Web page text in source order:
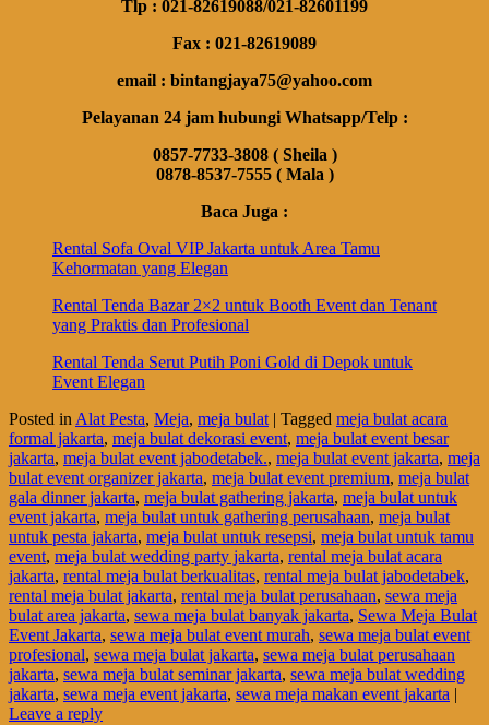
Tlp : 021-82619088/021-82601199
Fax : 021-82619089
email : bintangjaya75@yahoo.com
Pelayanan 24 jam hubungi Whatsapp/Telp :
0857-7733-3808 ( Sheila )
0878-8537-7555 ( Mala )
Baca Juga :
Rental Sofa Oval VIP Jakarta untuk Area Tamu
Kehormatan yang Elegan
Rental Tenda Bazar 2×2 untuk Booth Event dan Tenant
yang Praktis dan Profesional
Rental Tenda Serut Putih Poni Gold di Depok untuk
Event Elegan
Posted in Alat Pesta, Meja, meja bulat | Tagged meja bulat acara
formal jakarta, meja bulat dekorasi event, meja bulat event besar
jakarta, meja bulat event jabodetabek., meja bulat event jakarta, meja
bulat event organizer jakarta, meja bulat event premium, meja bulat
gala dinner jakarta, meja bulat gathering jakarta, meja bulat untuk
event jakarta, meja bulat untuk gathering perusahaan, meja bulat
untuk pesta jakarta, meja bulat untuk resepsi, meja bulat untuk tamu
event, meja bulat wedding party jakarta, rental meja bulat acara
jakarta, rental meja bulat berkualitas, rental meja bulat jabodetabek,
rental meja bulat jakarta, rental meja bulat perusahaan, sewa meja
bulat area jakarta, sewa meja bulat banyak jakarta, Sewa Meja Bulat
Event Jakarta, sewa meja bulat event murah, sewa meja bulat event
profesional, sewa meja bulat jakarta, sewa meja bulat perusahaan
jakarta, sewa meja bulat seminar jakarta, sewa meja bulat wedding
jakarta, sewa meja event jakarta, sewa meja makan event jakarta |
Leave a reply